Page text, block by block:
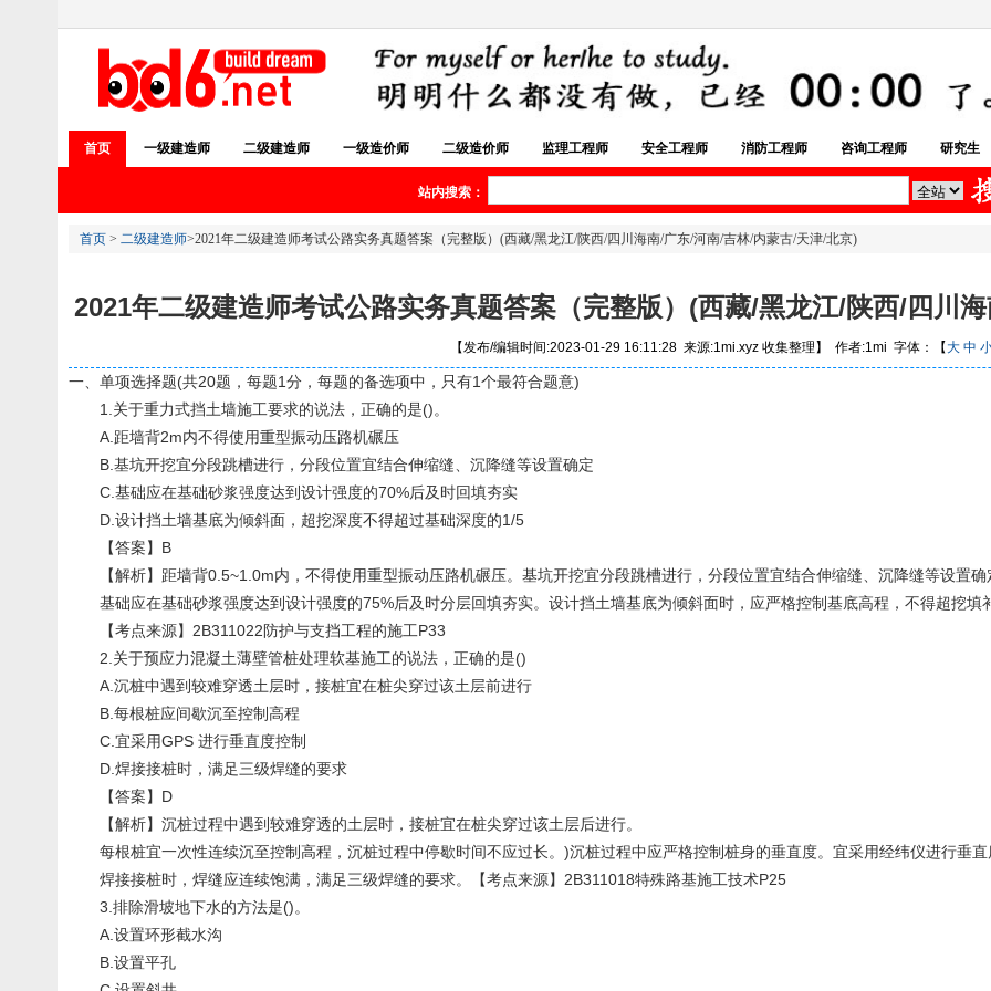
首页 一级建造师 二级建造师 一级造价师 二级造价师 监理工程师 安全工程师 消防工程师 咨询工程师 研究生
站内搜索：
首页 > 二级建造师>2021年二级建造师考试公路实务真题答案（完整版）(西藏/黑龙江/陕西/四川海南/广东/河南/吉林/内蒙古/天津/北京)
2021年二级建造师考试公路实务真题答案（完整版）(西藏/黑龙江/陕西/四川
【发布/编辑时间:2023-01-29 16:11:28 来源:1mi.xyz 收集整理】 作者:1mi 字体：【大 中
一、单项选择题(共20题，每题1分，每题的备选项中，只有1个最符合题意)
1.关于重力式挡土墙施工要求的说法，正确的是()。
A.距墙背2m内不得使用重型振动压路机碾压
B.基坑开挖宜分段跳槽进行，分段位置宜结合伸缩缝、沉降缝等设置确定
C.基础应在基础砂浆强度达到设计强度的70%后及时回填夯实
D.设计挡土墙基底为倾斜面，超挖深度不得超过基础深度的1/5
【答案】B
【解析】距墙背0.5~1.0m内，不得使用重型振动压路机碾压。基坑开挖宜分段跳槽进行，分段位置宜结合伸缩缝、沉降缝等设置确
基础应在基础砂浆强度达到设计强度的75%后及时分层回填夯实。设计挡土墙基底为倾斜面时，应严格控制基底高程，不得超挖填
【考点来源】2B311022防护与支挡工程的施工P33
2.关于预应力混凝土薄壁管桩处理软基施工的说法，正确的是()
A.沉桩中遇到较难穿透土层时，接桩宜在桩尖穿过该土层前进行
B.每根桩应间歇沉至控制高程
C.宜采用GPS 进行垂直度控制
D.焊接接桩时，满足三级焊缝的要求
【答案】D
【解析】沉桩过程中遇到较难穿透的土层时，接桩宜在桩尖穿过该土层后进行。
每根桩宜一次性连续沉至控制高程，沉桩过程中停歇时间不应过长。)沉桩过程中应严格控制桩身的垂直度。宜采用经纬仪进行垂直
焊接接桩时，焊缝应连续饱满，满足三级焊缝的要求。【考点来源】2B311018特殊路基施工技术P25
3.排除滑坡地下水的方法是()。
A.设置环形截水沟
B.设置平孔